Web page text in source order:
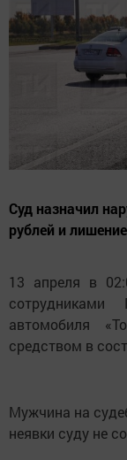
Суд назначил
рублей и
13 апреля в
автомобиля
средством в
Мужчина на
неявки суду не